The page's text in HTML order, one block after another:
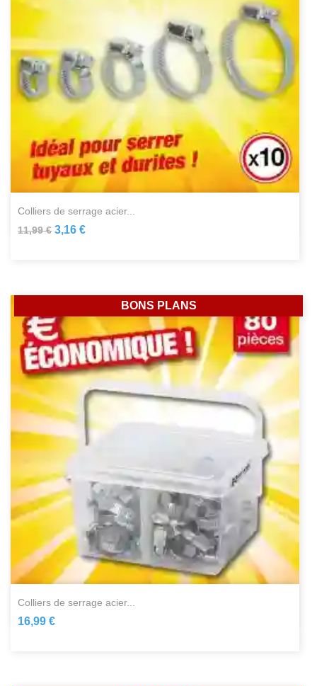
colliers de serrage acier...
11,99 € 3,16 €
colliers de serrage acier...
16,99 €
BONS PLANS